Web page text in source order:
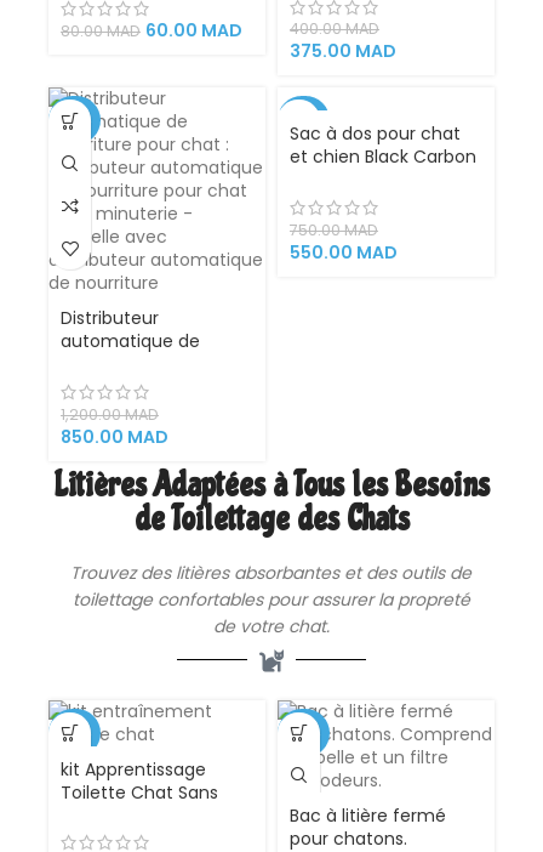
80.00MAD 60.00 MAD 400.00MAD
375.00 MAD
-29%
Distributeur
automatique de
distributeur
automatique de
nourriture pour chat
Gamelle avec
distributeur
automatique de
1,200.00MAD
850.00 MAD
Sac à dos pour chat
et chien Black Carbon
Maroc
750.00MAD
550.00 MAD
Litières Adaptées à Tous les Besoins
de Toilettage des Chats
Trouvez des litièresabsorbantes et des outils de
toilettage confortables pour assurer la propreté
de votre chat.
-34%
kit Apprentissage
Toilette Chat Sans
-20%
Bac à litière fermé
pour chatons.